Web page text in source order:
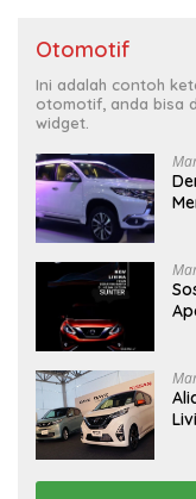
Otomotif
Ini adalah contoh
otomotif, anda bisa
widget.